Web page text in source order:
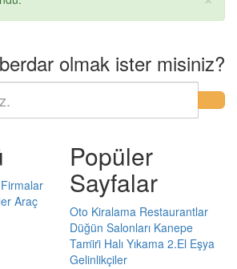
olmak ister misiniz?
Firmalar
Araç
Popüler
Sayfalar
Oto Kiralama Restaurantlar
Düğün Salonları Kanepe
Tami̇ri̇ Halı Yıkama 2.El Eşya
Gelinlikçiler